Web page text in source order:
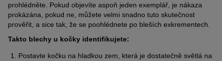
prohlédněte. Pokud objevíte aspoň jeden exemplář, je nákaza
prokázána, pokud ne, můžete velmi snadno tuto skutečnost
prověřit, a sice tak, že se poohlédnete po bleších exkrementech.
Takto blechy u kočky identifikujete:
Postavte kočku na hladkou zem, která je dostatečně světlá na